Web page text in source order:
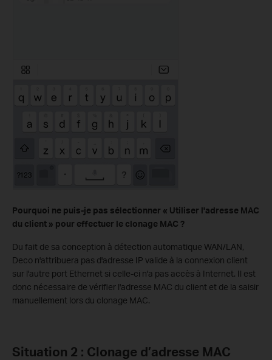
Pourquoi ne puis-je pas sélectionner « Utiliser l'adresse MAC
du client » pour effectuer le clonage MAC ?
Du fait de sa conception à détection automatique WAN/LAN,
Deco n'attribuera pas d'adresse IP valide à la connexion client
sur l'autre port Ethernet si celle-ci n'a pas accès à Internet. Il est
donc nécessaire de vérifier l'adresse MAC du client et de la saisir
manuellement lors du clonage MAC.
Situation 2 : Clonage d’adresse MAC